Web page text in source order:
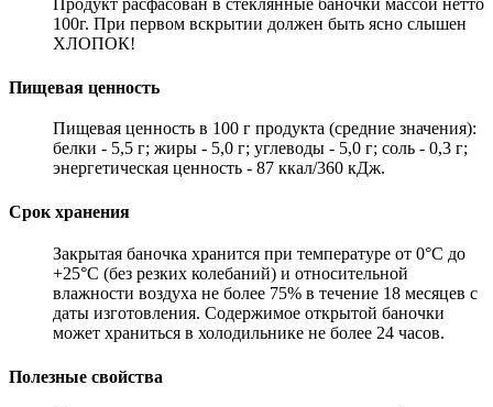
Продукт расфасован в стеклянные баночки массой нетто
100г. При первом вскрытии должен быть ясно слышен
ХЛОПОК!
Пищевая ценность
Пищевая ценность в 100 г продукта (средние значения):
белки - 5,5 г; жиры - 5,0 г; углеводы - 5,0 г; соль - 0,3 г;
энергетическая ценность - 87 ккал/360 кДж.
Срок хранения
Закрытая баночка хранится при температуре от 0°С до
+25°С (без резких колебаний) и относительной
влажности воздуха не более 75% в течение 18 месяцев с
даты изготовления. Содержимое открытой баночки
может храниться в холодильнике не более 24 часов.
Полезные свойства